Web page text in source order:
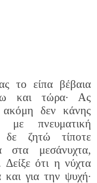
το είπα βέβαια
και τώρα∙ Ας
δεν κάνης
με πνευματική
δε ζητώ τίποτε
στα μεσάνυχτα,
ότι η νύχτα
για την ψυχή∙